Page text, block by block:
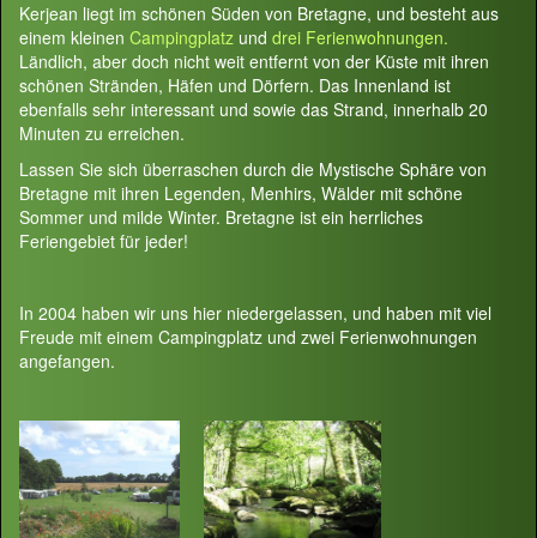
Kerjean liegt im schönen Süden von Bretagne, und besteht aus
einem kleinen Campingplatz und drei Ferienwohnungen.
Ländlich, aber doch nicht weit entfernt von der Küste mit ihren
schönen Stränden, Häfen und Dörfern. Das Innenland ist
ebenfalls sehr interessant und sowie das Strand, innerhalb 20
Minuten zu erreichen.
Lassen Sie sich überraschen durch die Mystische Sphäre von
Bretagne mit ihren Legenden, Menhirs, Wälder mit schöne
Sommer und milde Winter. Bretagne ist ein herrliches
Feriengebiet für jeder!
In 2004 haben wir uns hier niedergelassen, und haben mit viel
Freude mit einem Campingplatz und zwei Ferienwohnungen
angefangen.